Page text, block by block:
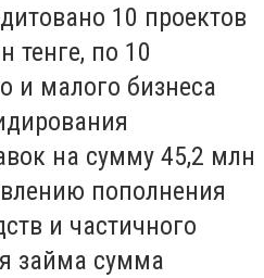
10 проектов
тенге, по 10
и малого бизнеса
на сумму 45,2 млн
пополнения
и частичного
займа сумма